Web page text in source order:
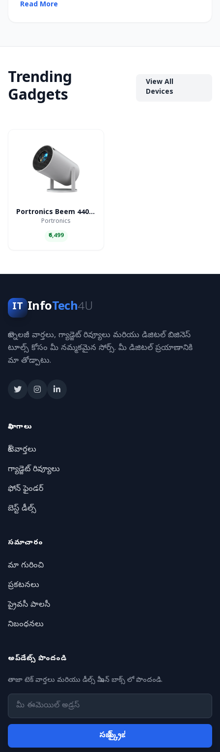
Read More
Trending
Gadgets
View All
Devices
Portronics Beem 440 Smart LED Projector
Portronics
₹6,499
IT InfoTech4U
టెక్నాలజీ వార్తలు, గ్యాడ్జెట్ రివ్యూలు మరియు డిజిటల్ బిజినెస్
టూల్స్ కోసం మీ నమ్మకమైన సోర్స్. మీ డిజిటల్ ప్రయాణానికి
మా తోడ్పాటు.
విభాగాలు
టెక్ వార్తలు
గ్యాడ్జెట్ రివ్యూలు
ఫోన్ ఫైండర్
బెస్ట్ డీల్స్
సమాచారం
మా గురించి
ప్రకటనలు
ప్రైవసీ పాలసీ
నిబంధనలు
అప్‌డేట్స్ పొందండి
తాజా టెక్ వార్తలు మరియు డీల్స్ మీ ఇన్ బాక్స్ లో పొందండి.
సబ్ స్క్రైబ్